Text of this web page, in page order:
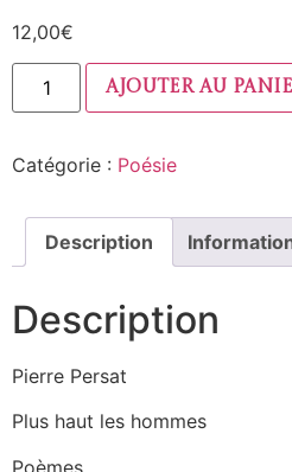
12,00€
Ajouter au
Catégorie : Poésie
Description
Description
Pierre Persat
Plus haut les hommes
Poèmes